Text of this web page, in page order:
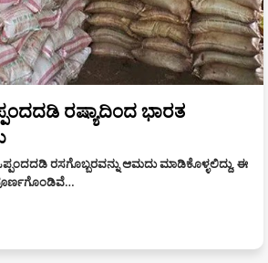
ರಷ್ಯಾದಿಂದ ಭಾರತ
ರಸಗೊಬ್ಬರವನ್ನು ಆಮದು ಮಾಡಿಕೊಳ್ಳಲಿದ್ದು, ಈ